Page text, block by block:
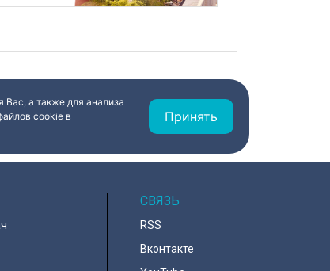
а также для анализа
cookie в
Принять
СВЯЗЬ
RSS
Вконтакте